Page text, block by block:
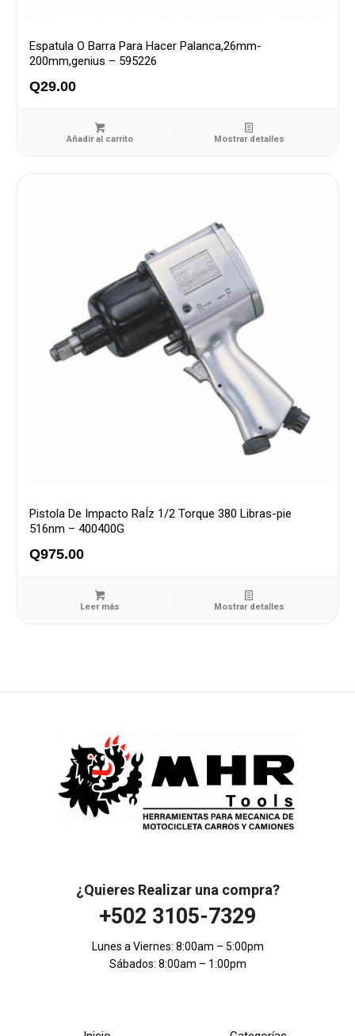
Espatula O Barra Para Hacer Palanca,26mm-
200mm,genius – 595226
Q29.00
Añadir al carrito Mostrar detalles
Pistola De Impacto RaÍz 1/2 Torque 380 Libras-pie
516nm – 400400G
Q975.00
Leer más Mostrar detalles
¿Quieres Realizar una compra?
+502 3105-7329
Lunes a Viernes: 8:00am – 5:00pm
Sábados: 8:00am – 1:00pm